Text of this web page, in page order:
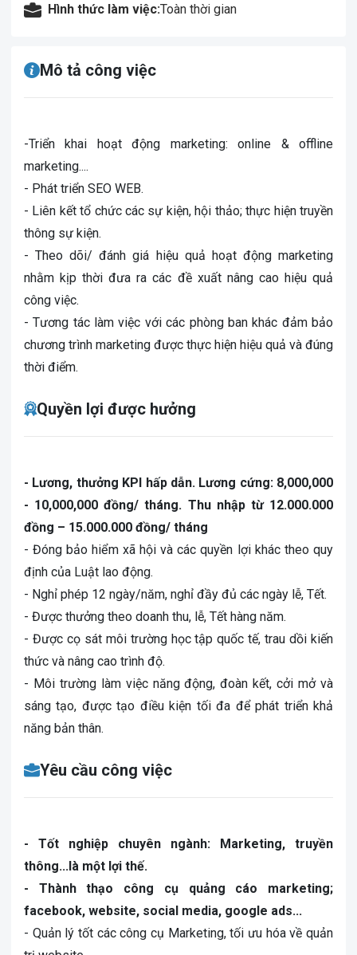
Hình thức làm việc:Toàn thời gian
Mô tả công việc
-Triển khai hoạt động marketing: online & offline
marketing....
- Phát triển SEO WEB.
- Liên kết tổ chức các sự kiện, hội thảo; thực hiện truyền
thông sự kiện.
- Theo dõi/ đánh giá hiệu quả hoạt động marketing
nhằm kịp thời đưa ra các đề xuất nâng cao hiệu quả
công việc.
- Tương tác làm việc với các phòng ban khác đảm bảo
chương trình marketing được thực hiện hiệu quả và đúng
thời điểm.
Quyền lợi được hưởng
- Lương, thưởng KPI hấp dẫn. Lương cứng: 8,000,000
- 10,000,000 đồng/ tháng. Thu nhập từ 12.000.000
đồng – 15.000.000 đồng/ tháng
- Đóng bảo hiểm xã hội và các quyền lợi khác theo quy
định của Luật lao động.
- Nghỉ phép 12 ngày/năm, nghỉ đầy đủ các ngày lễ, Tết.
- Được thưởng theo doanh thu, lễ, Tết hàng năm.
- Được cọ sát môi trường học tập quốc tế, trau dồi kiến
thức và nâng cao trình độ.
- Môi trường làm việc năng động, đoàn kết, cởi mở và
sáng tạo, được tạo điều kiện tối đa để phát triển khả
năng bản thân.
Yêu cầu công việc
- Tốt nghiệp chuyên ngành: Marketing, truyền
thông...là một lợi thế.
- Thành thạo công cụ quảng cáo marketing;
facebook, website, social media, google ads...
- Quản lý tốt các công cụ Marketing, tối ưu hóa về quản